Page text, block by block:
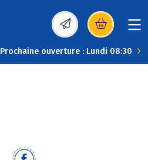
(s’ouvre dans une
Prochaine ouverture : Lundi 08:30